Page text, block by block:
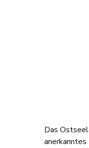
Das
anerkanntes